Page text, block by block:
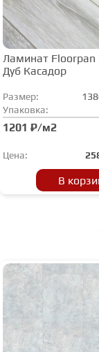
Ламинат Floorpan
Дуб Касадор
Размер:
Упаковка:
1201 ₽/м2
Цена:
В